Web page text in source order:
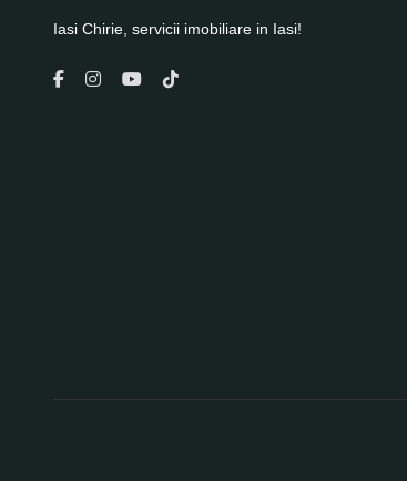
Iasi Chirie, servicii imobiliare in Iasi!